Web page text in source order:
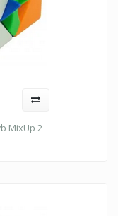
MixUp 2